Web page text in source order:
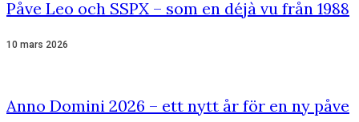
Påve Leo och SSPX – som en déjà vu från 1988
10 mars 2026
Anno Domini 2026 – ett nytt år för en ny påve